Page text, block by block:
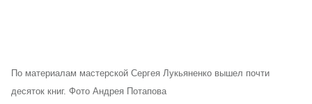
По материалам мастерской Сергея Лукьяненко вышел почти
десяток книг. Фото Андрея Потапова